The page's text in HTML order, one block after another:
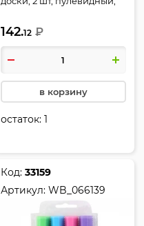
для стирания, цвет 2
цвета, deVENTE, 5040500
142.12 ₽
в корзину
остаток:1
Код:33159
Артикул:WB_066139